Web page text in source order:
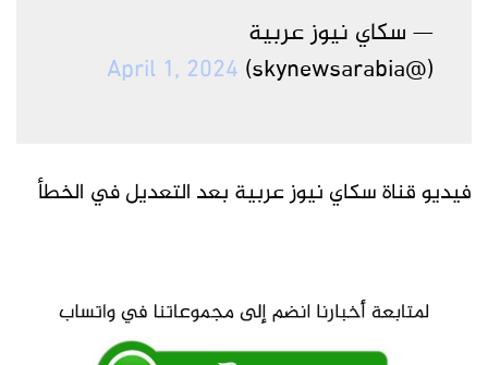
— سكاي نيوز عربية
(@skynewsarabia)
April 1, 2024
فيديو قناة سكاي نيوز عربية بعد التعديل في الخطأ